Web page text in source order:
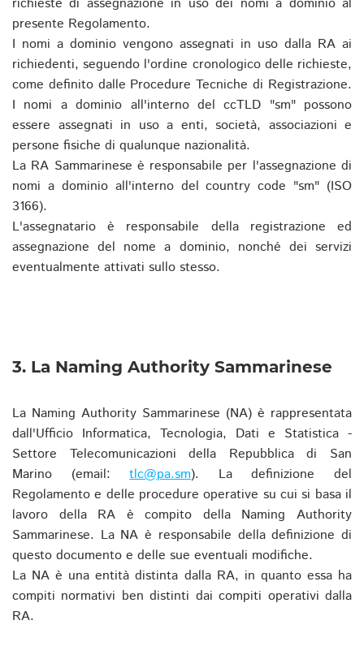
presente Regolamento.
I nomi a dominio vengono assegnati in uso dalla RA ai
richiedenti, seguendo l'ordine cronologico delle richieste,
come definito dalle Procedure Tecniche di Registrazione.
I nomi a dominio all'interno del ccTLD "sm" possono
essere assegnati in uso a enti, società, associazioni e
persone fisiche di qualunque nazionalità.
La RA Sammarinese è responsabile per l'assegnazione di
nomi a dominio all'interno del country code "sm" (ISO
3166).
L'assegnatario è responsabile della registrazione ed
assegnazione del nome a dominio, nonché dei servizi
eventualmente attivati sullo stesso.
3. La Naming Authority Sammarinese
La Naming Authority Sammarinese (NA) è rappresentata
dall'Ufficio Informatica, Tecnologia, Dati e Statistica -
Settore Telecomunicazioni della Repubblica di San
Marino (email:tlc@pa.sm). La definizione del
Regolamento e delle procedure operative su cui si basa il
lavoro della RA è compito della Naming Authority
Sammarinese. La NA è responsabile della definizione di
questo documento e delle sue eventuali modifiche.
La NA è una entità distinta dalla RA, in quanto essa ha
compiti normativi ben distinti dai compiti operativi dalla
RA.